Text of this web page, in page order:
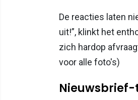
De reacties laten
uit!”, klinkt het
zich hardop
voor alle foto's)